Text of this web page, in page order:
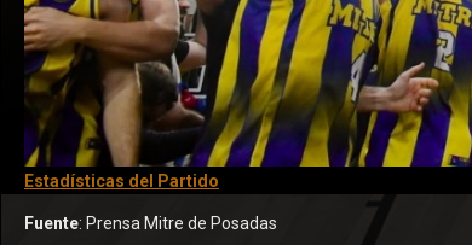
Estadísticas del Partido
Fuente: Prensa Mitre de Posadas